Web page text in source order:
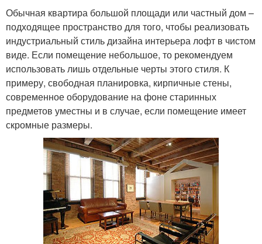
Обычная квартира большой площади или частный дом –
подходящее пространство для того, чтобы реализовать
индустриальный стиль дизайна интерьера лофт в чистом
виде. Если помещение небольшое, то рекомендуем
использовать лишь отдельные черты этого стиля. К
примеру, свободная планировка, кирпичные стены,
современное оборудование на фоне старинных
предметов уместны и в случае, если помещение имеет
скромные размеры.